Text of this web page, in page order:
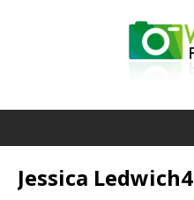
Jessica Ledwich4